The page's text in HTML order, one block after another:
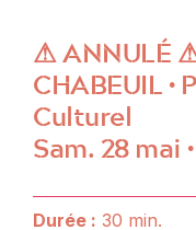
⚠ ANNULÉ
CHABEUIL
Culturel
Sam. 28 mai
Durée : 30 min.